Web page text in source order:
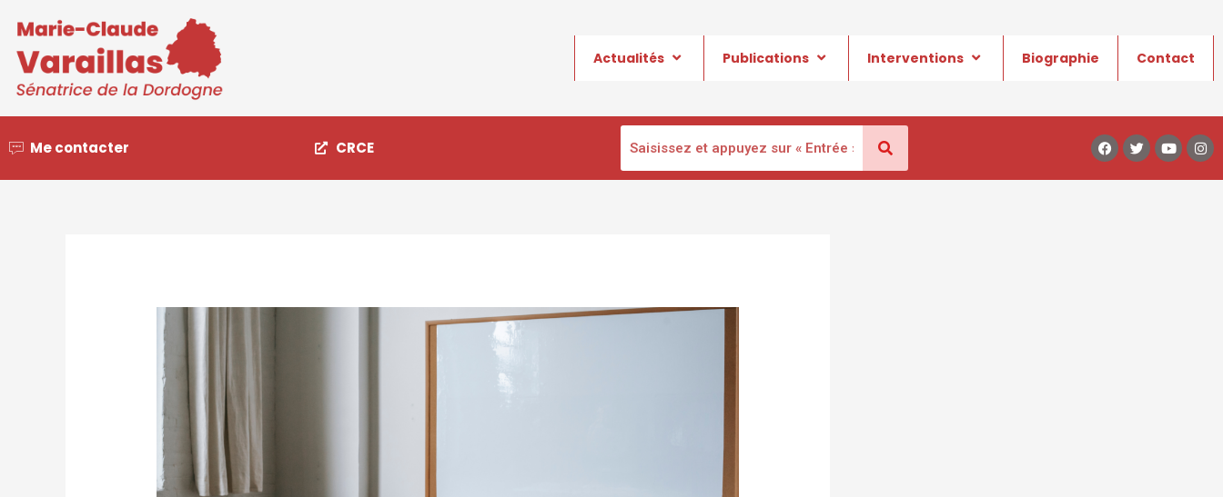
Actualités Publications Interventions Biographie Contact
Me contacter CRCE